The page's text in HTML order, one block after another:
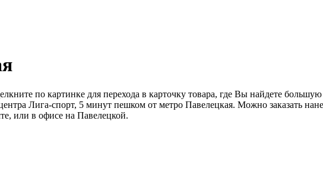
по картинке для перехода в карточку товара, где Вы найдете
Лига-спорт, 5 минут пешком от метро Павелецкая. Можно заказать
или в офисе на Павелецкой.